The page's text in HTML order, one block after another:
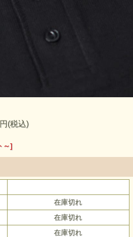
(税込)
～]
在庫切れ
在庫切れ
在庫切れ